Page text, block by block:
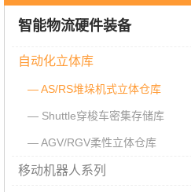
智能物流硬件装备
自动化立体库
AS/RS堆垛机式立体仓库
Shuttle穿梭车密集存储库
AGV/RGV柔性立体仓库
移动机器人系列